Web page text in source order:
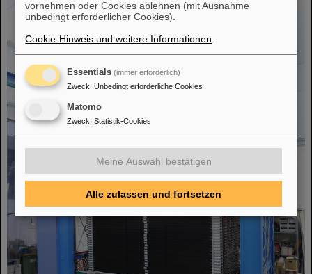
vornehmen oder Cookies ablehnen (mit Ausnahme
unbedingt erforderlicher Cookies).
Cookie-Hinweis und weitere Informationen
Essentials (immer erforderlich)
Zweck: Unbedingt erforderliche Cookies
Matomo
Zweck: Statistik-Cookies
Meine Auswahl bestätigen
Alle zulassen und fortsetzen